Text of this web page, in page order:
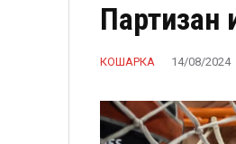
Партизан
КОШАРКА 14/08/2024